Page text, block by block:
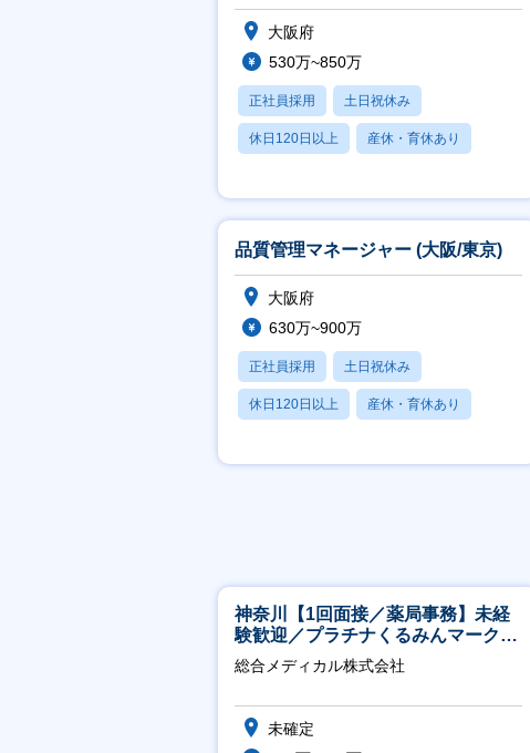
大阪府
530万~850万
正社員採用 土日祝休み
休日120日以上 産休・育休あり
品質管理マネージャー (大阪/東京)
大阪府
630万~900万
正社員採用 土日祝休み
休日120日以上 産休・育休あり
神奈川【1回面接／薬局事務】未経
験歓迎／プラチナくるみんマーク取
得／月平均残業13h／年休126日
総合メディカル株式会社
未確定